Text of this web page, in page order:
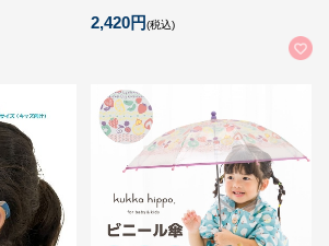
2,420円(税込)